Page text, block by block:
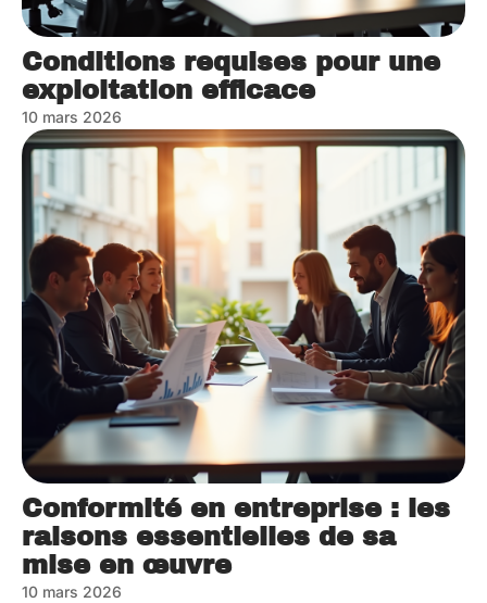
Conditions requises pour une
exploitation efficace
10 mars 2026
Conformité en entreprise : les
raisons essentielles de sa
mise en œuvre
10 mars 2026